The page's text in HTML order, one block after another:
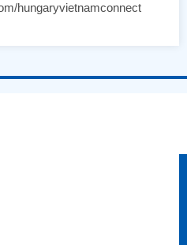
hungaryvietnamconnect